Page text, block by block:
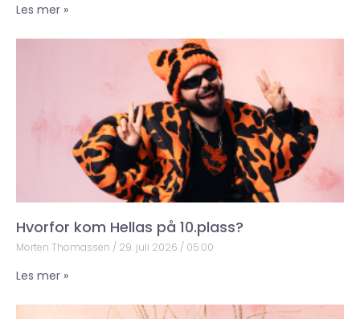
Les mer »
Hvorfor kom Hellas på 10.plass?
Morten Thomassen 29. juli 2026 05:00
Les mer »